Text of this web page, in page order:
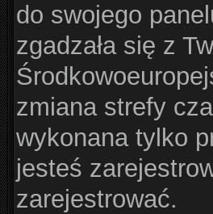
do swojego
zgadzała się z
zmiana strefy
wykonana tylko
jesteś
zarejestrować.